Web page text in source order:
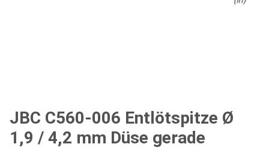
JBC C560-006 Entlötspitze Ø
1,9 / 4,2 mm Düse gerade